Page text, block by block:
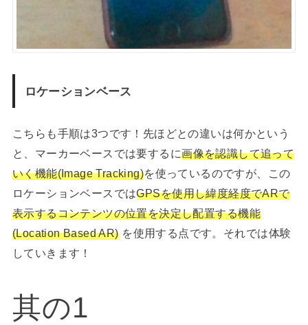
ロケーションベース
こちらも手順は3つです！先ほどとの違いは何かという
と、マーカーベースでは要するに画像を認識して追って
いく機能(Image Tracking)を使っているのですが、この
ロケーションベースではGPSを使用し緯度経度でARで
表示するコンテンツの位置を決定し配置する機能
(Location Based AR)を使用する点です。それでは体験
していきます！
其の1